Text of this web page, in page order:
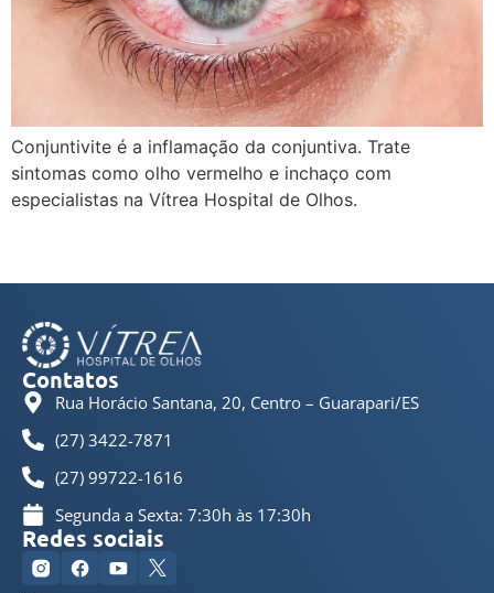
Conjuntivite é a inflamação da conjuntiva. Trate
sintomas como olho vermelho e inchaço com
especialistas na Vítrea Hospital de Olhos.
Contatos
Rua Horácio Santana, 20, Centro – Guarapari/ES
(27) 3422-7871
(27) 99722-1616
Segunda a Sexta: 7:30h às 17:30h
Redes sociais